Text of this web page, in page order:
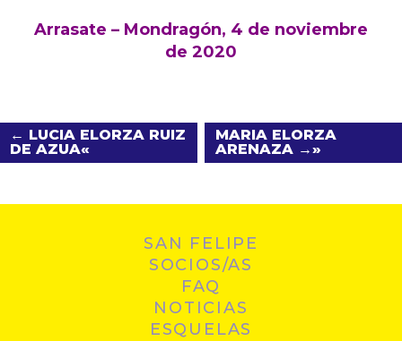
Arrasate – Mondragón, 4 de noviembre
de 2020
← LUCIA ELORZA RUIZ
DE AZUA
MARIA ELORZA
ARENAZA →
SAN FELIPE
SOCIOS/AS
FAQ
NOTICIAS
ESQUELAS